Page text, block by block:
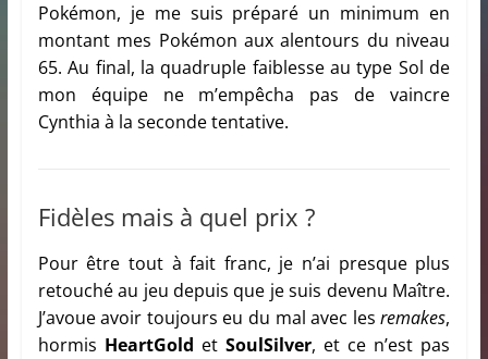
Pokémon, je me suis préparé un minimum en
montant mes Pokémon aux alentours du niveau
65. Au final, la quadruple faiblesse au type Sol de
mon équipe ne m’empêcha pas de vaincre
Cynthia à la seconde tentative.
Fidèles mais à quel prix ?
Pour être tout à fait franc, je n’ai presque plus
retouché au jeu depuis que je suis devenu Maître.
J’avoue avoir toujours eu du mal avec lesremakes,
hormis HeartGold et SoulSilver, et ce n’est pas